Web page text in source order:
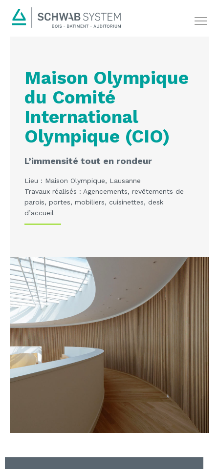
Maison Olympique
du Comité
International
Olympique (CIO)
L’immensité tout en rondeur
Lieu : Maison Olympique, Lausanne
Travaux réalisés : Agencements, revêtements de
parois, portes, mobiliers, cuisinettes, desk
d’accueil